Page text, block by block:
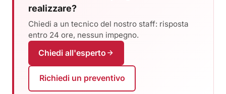
realizzare?
Chiedi a un tecnico del nostro staff: risposta
entro 24 ore, nessun impegno.
Chiedi all'esperto
Richiedi un preventivo